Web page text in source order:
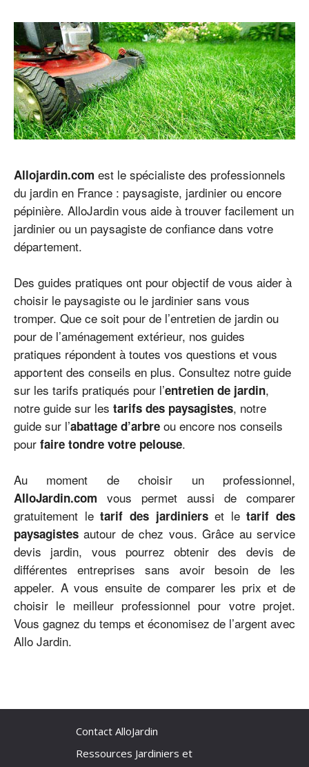
Allojardin.com est le spécialiste des professionnels
du jardin en France : paysagiste, jardinier ou encore
pépinière. AlloJardin vous aide à trouver facilement un
jardinier ou un paysagiste de confiance dans votre
département.
Des guides pratiques ont pour objectif de vous aider à
choisir le paysagiste ou le jardinier sans vous
tromper. Que ce soit pour de l’entretien de jardin ou
pour de l’aménagement extérieur, nos guides
pratiques répondent à toutes vos questions et vous
apportent des conseils en plus. Consultez notre guide
sur les tarifs pratiqués pour l’entretien de jardin,
notre guide sur les tarifs des paysagistes, notre
guide sur l’abattage d’arbre ou encore nos conseils
pour faire tondre votre pelouse.
Au moment de choisir un professionnel,
AlloJardin.com vous permet aussi de comparer
gratuitement letarif des jardinierset letarif des
paysagistes autour de chez vous. Grâce au service
devis jardin, vous pourrez obtenir des devis de
différentes entreprises sans avoir besoin de les
appeler. A vous ensuite de comparer les prix et de
choisir le meilleur professionnel pour votre projet.
Vous gagnez du temps et économisez de l’argent avec
Allo Jardin.
Contact AlloJardin
Ressources Jardiniers et